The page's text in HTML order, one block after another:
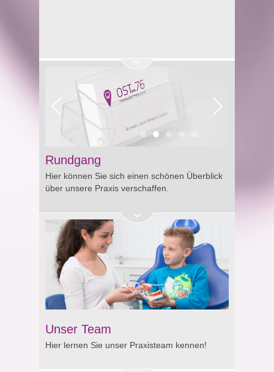
Rundgang
Hier können Sie sich einen schönen Überblick
über unsere Praxis verschaffen.
Unser Team
Hier lernen Sie unser Praxisteam kennen!